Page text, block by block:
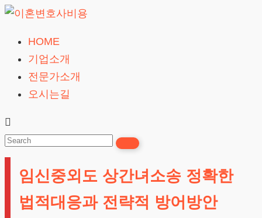
Skip
content
사
비
HOME
기업소개
전문가소개
오시는길
임신중외도 상간녀소송 정확한
법적대응과 전략적 방어방안